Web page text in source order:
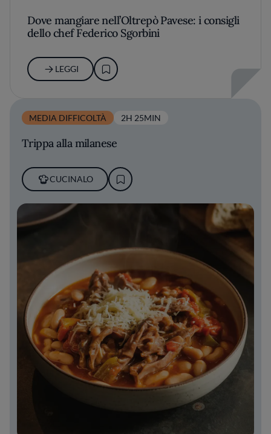
Dove mangiare nell’Oltrepò Pavese: i consigli
dello chef Federico Sgorbini
LEGGI
MEDIA DIFFICOLTÀ 2H 25MIN
Trippa alla milanese
CUCINALO